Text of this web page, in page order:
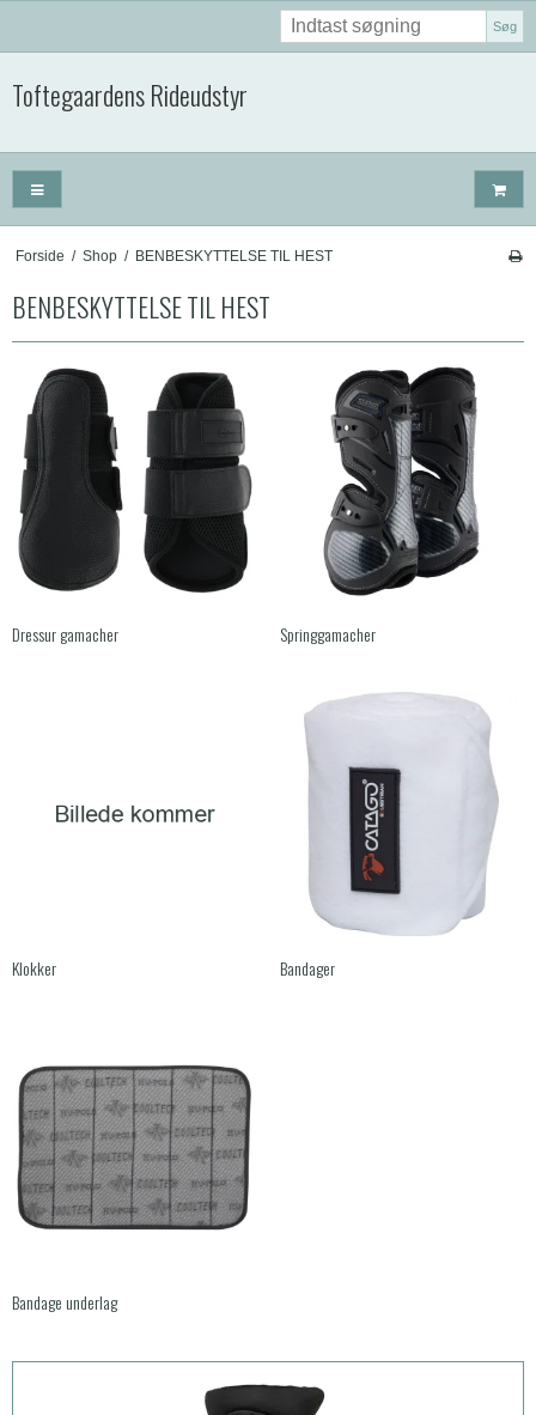
Søg
Toftegaardens Rideudstyr
Forside / Shop / BENBESKYTTELSE TIL HEST
BENBESKYTTELSE TIL HEST
Dressur gamacher Springgamacher
Klokker Bandager
Bandage underlag